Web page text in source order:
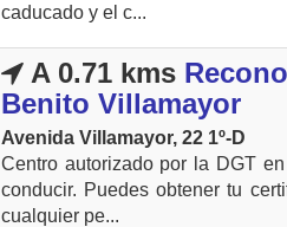
caducado y el c...
A 0.71 kms
Benito Villamayor
Avenida Villamayor, 22 1º-D
Centro autorizado por la DGT
conducir. Puedes obtener tu
cualquier pe...